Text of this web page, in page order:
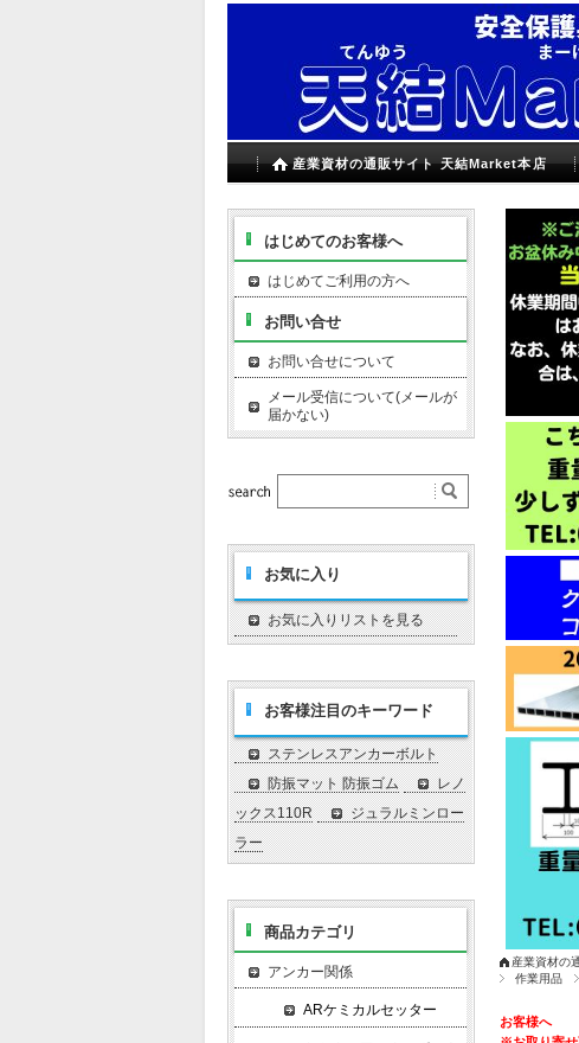
産業資材の通販サイト 天結Market本店
産業資材の
作業用品
お客様へ
はじめてのお客様へ
はじめてご利用の方へ
お問い合せ
お問い合せについて
メール受信について(メールが
届かない)
お気に入り
お気に入りリストを見る
お客様注目のキーワード
ステンレスアンカーボルト
防振マット 防振ゴム
レノ
ックス110R
ジュラルミンロー
ラー
商品カテゴリ
アンカー関係
ARケミカルセッター